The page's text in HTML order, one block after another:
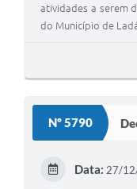
atividades a serem
do Município de
Nº 5790
Data: 27/